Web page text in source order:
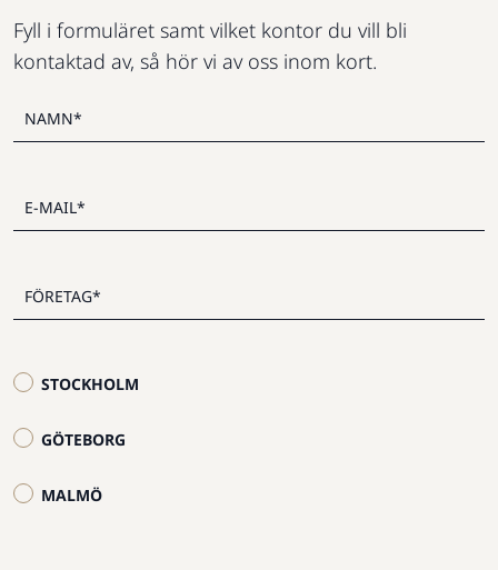
STOCKHOLM
GÖTEBORG
MALMÖ
Fyll i formuläret samt vilket kontor du vill bli
kontaktad av, så hör vi av oss inom kort.